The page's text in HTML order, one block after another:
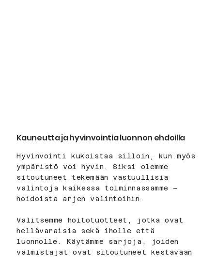
Kauneutta ja hyvinvointia luonnon ehdoilla
Hyvinvointi kukoistaa silloin, kun myös
ympäristö voi hyvin. Siksi olemme
sitoutuneet tekemään vastuullisia
valintoja kaikessa toiminnassamme –
hoidoista arjen valintoihin.
Valitsemme hoitotuotteet, jotka ovat
hellävaraisia sekä iholle että
luonnolle. Käytämme sarjoja, joiden
valmistajat ovat sitoutuneet kestävään